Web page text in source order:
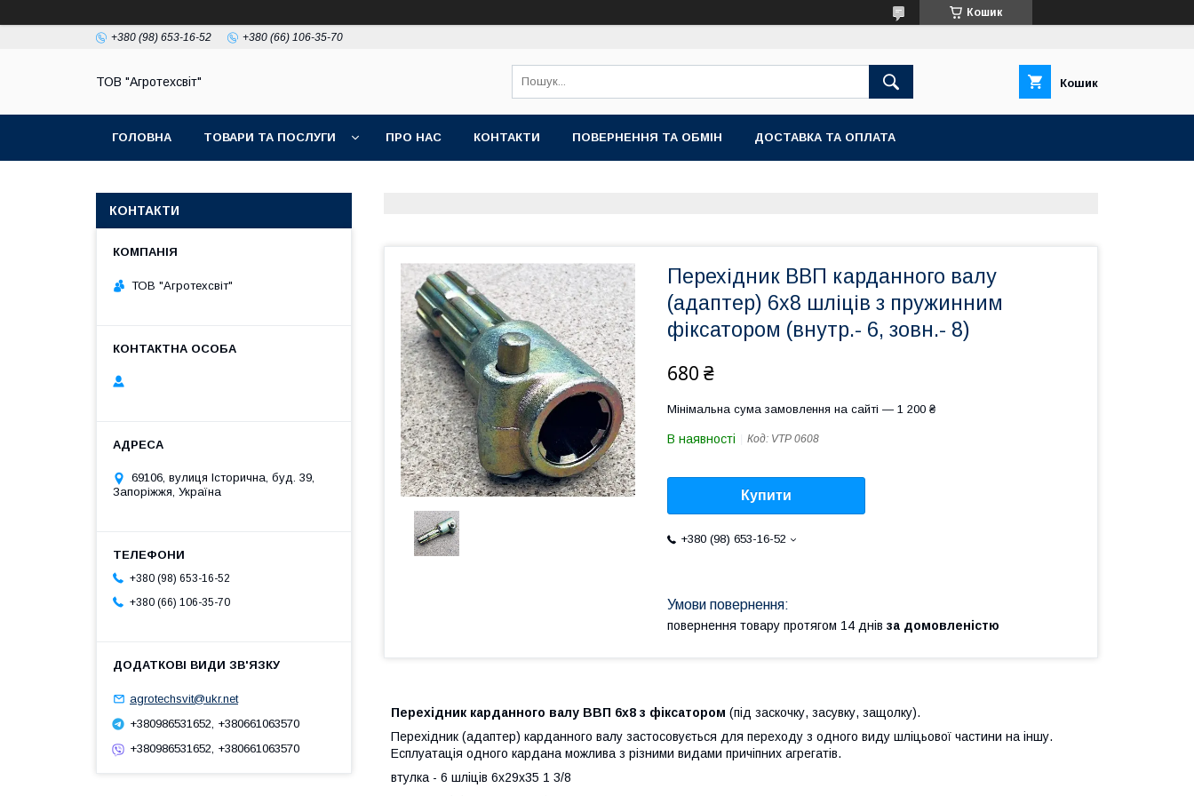
Кошик
+380 (98) 653-16-52 +380 (66) 106-35-70
ТОВ "Агротехсвіт" Кошик
ГОЛОВНА ТОВАРИ ТА ПОСЛУГИ ПРО НАС КОНТАКТИ ПОВЕРНЕННЯ ТА ОБМІН ДОСТАВКА ТА ОПЛАТА
Перехідник ВВП карданного валу
(адаптер) 6х8 шліців з пружинним
фіксатором (внутр.- 6, зовн.- 8)
680 ₴
Мінімальна сума замовлення на сайті — 1 200 ₴
В наявності Код: VTP 0608
Купити
+380 (98) 653-16-52
повернення товару протягом 14 днів за домовленістю
Перехідник карданного валу ВВП 6х8 з фіксатором (під заскочку, засувку, защолку).
Перехідник (адаптер) карданного валу застосовується для переходу з одного виду шліцьової частини на іншу.
Есплуатація одного кардана можлива з різними видами причіпних агрегатів.
втулка - 6 шліців 6х29х35 1 3/8
КОНТАКТИ
ТОВ "Агротехсвіт"
69106, вулиця Історична, буд. 39,
Запоріжжя, Україна
+380 (98) 653-16-52
+380 (66) 106-35-70
agrotechsvit@ukr.net
+380986531652, +380661063570
+380986531652, +380661063570